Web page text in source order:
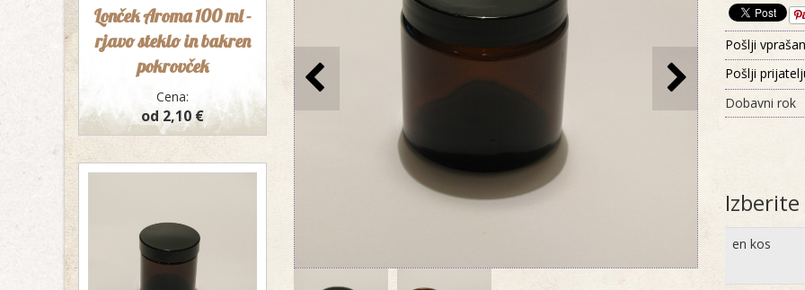
Lonček Aroma 100 ml -
rjavo steklo in bakren
pokrovček
Cena:
od 2,10 €
Pošlji
Pošlji
Dobavni rok
en kos